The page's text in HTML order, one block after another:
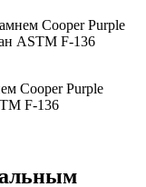
Cooper Purple
ASTM F-136